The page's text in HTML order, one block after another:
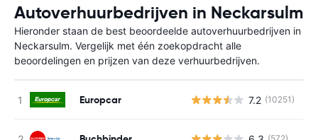
Autoverhuurbedrijven in Neckarsulm
Hieronder staan de best beoordeelde autoverhuurbedrijven in
Neckarsulm. Vergelijk met één zoekopdracht alle
beoordelingen en prijzen van deze verhuurbedrijven.
Europcar 7.2 (10251)